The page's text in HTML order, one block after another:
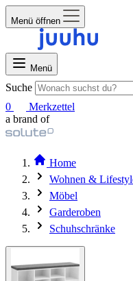
Menü öffnen
Menü
Suche
0
Merkzettel
a brand of
Home
Wohnen &
Möbel
Garderoben
Schuhschränke